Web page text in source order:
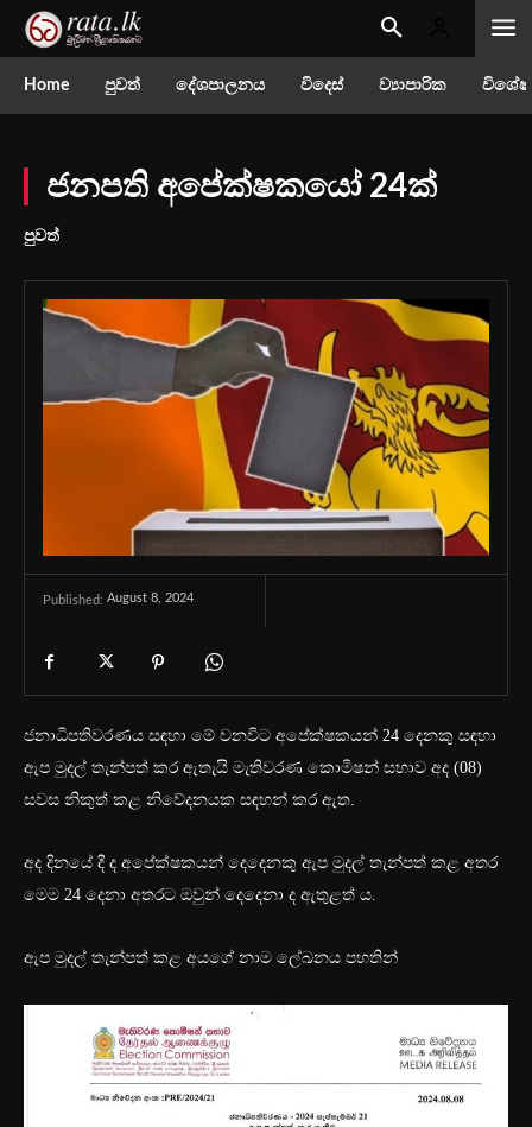
Home පුවත් දේශපාලනය විදෙස් ව්‍යාපාරික
ජනපති අපේක්ෂකයෝ 24ක්
පුවත්
Published: August 8, 2024
ජනාධිපතිවරණය සඳහා මේ වනවිට අපේක්ෂකයන් 24 දෙනකු සඳහා
ඇප මුදල් තැන්පත් කර ඇතැයි මැතිවරණ කොමිෂන් සභාව අද (08)
සවස නිකුත් කළ නිවේදනයක සඳහන් කර ඇත.
අද දිනයේ දී ද අපේක්ෂකයන් දෙදෙනකු ඇප මුදල් තැන්පත් කළ අතර
මෙම 24 දෙනා අතරට ඔවුන් දෙදෙනා ද ඇතුළත් ය.
ඇප මුදල් තැන්පත් කළ අයගේ නාම ලේඛනය පහතින්